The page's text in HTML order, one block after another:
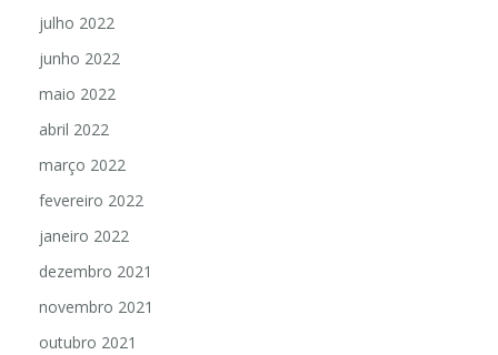
julho 2022
junho 2022
maio 2022
abril 2022
março 2022
fevereiro 2022
janeiro 2022
dezembro 2021
novembro 2021
outubro 2021